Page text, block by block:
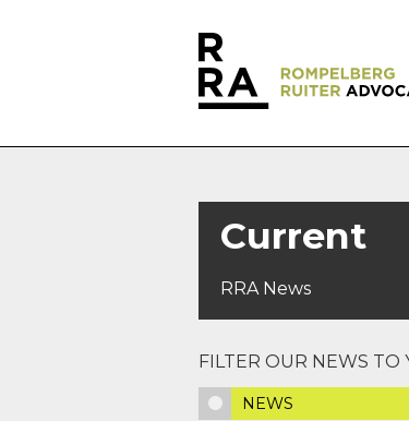
Current
RRA News
FILTER OUR NEWS TO
NEWS